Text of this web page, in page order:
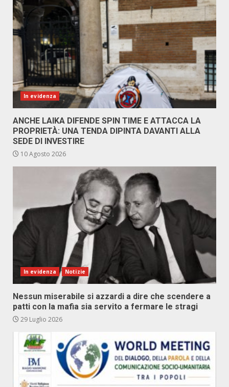
In evidenza
ANCHE LAIKA DIFENDE SPIN TIME E ATTACCA LA
PROPRIETÀ: UNA TENDA DIPINTA DAVANTI ALLA
SEDE DI INVESTIRE
10 Agosto 2026
In evidenza Notizie
Nessun miserabile si azzardi a dire che scendere a
patti con la mafia sia servito a fermare le stragi
29 Luglio 2026